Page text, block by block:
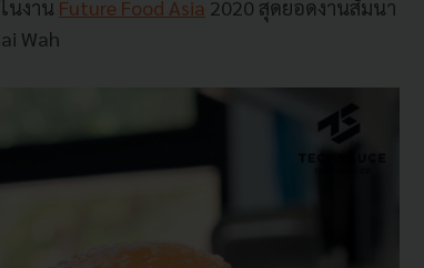
นงาน Future Food Asia 2020 สุดยอดงานสัมนา
Wah